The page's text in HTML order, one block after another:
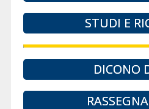
STUDI E
DICONO